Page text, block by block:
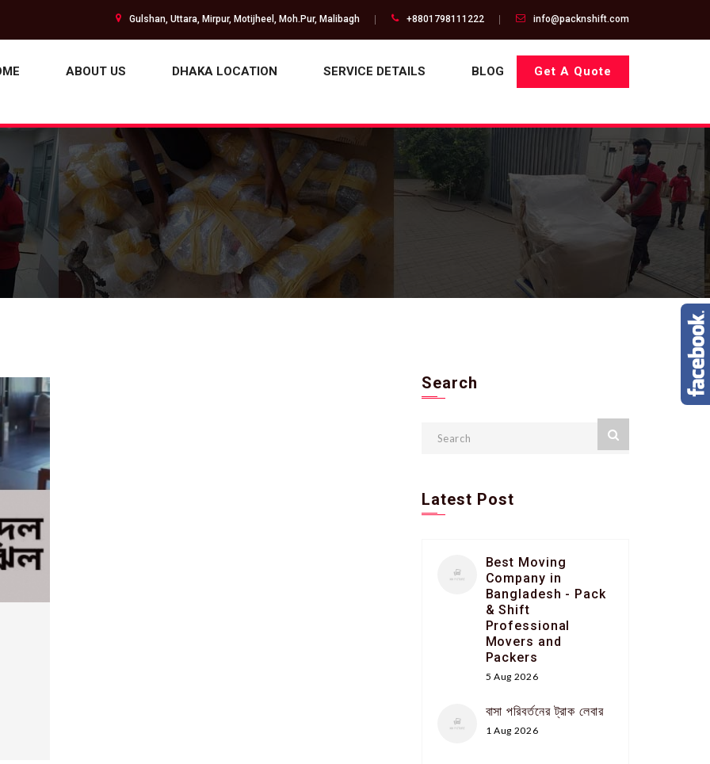
Gulshan, Uttara, Mirpur, Motijheel, Moh.Pur, Malibagh +8801798111222 info@packnshift.com
ABOUT US DHAKA LOCATION SERVICE DETAILS BLOG Get A Quote
Search
Latest Post
Best Moving
Company in
Bangladesh - Pack
& Shift
Professional
Movers and
Packers
5 Aug 2026
বাসা পরিবর্তনের ট্রাক লেবার
1 Aug 2026